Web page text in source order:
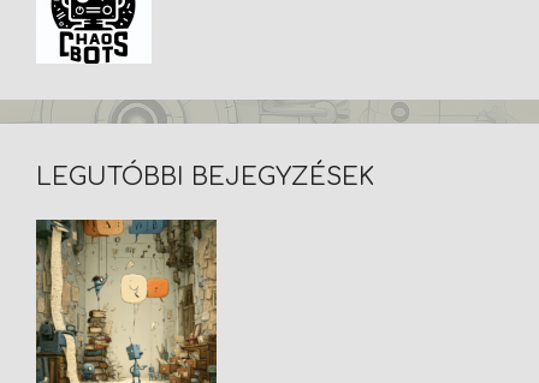
LEGUTÓBBI BEJEGYZÉSEK